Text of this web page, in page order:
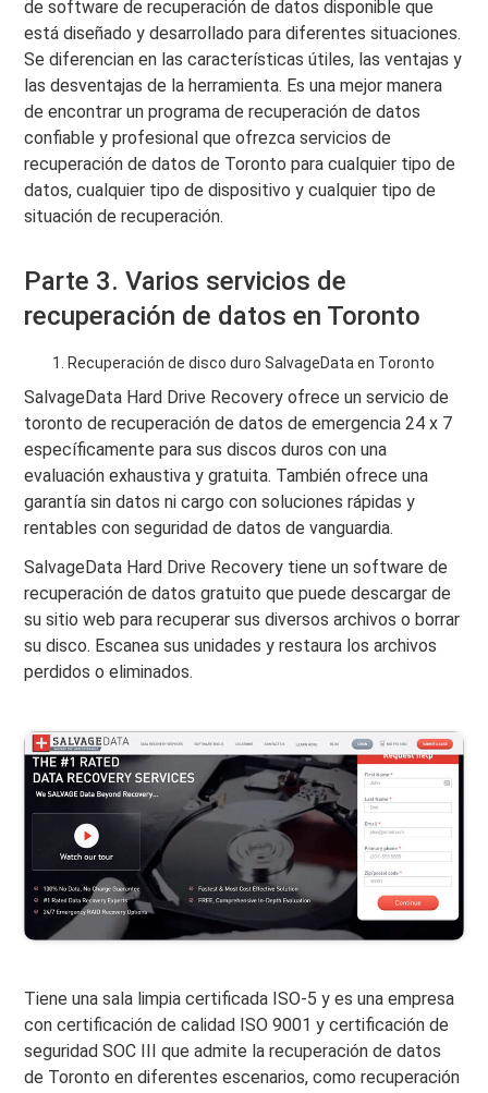
de software de recuperación de datos disponible que
está diseñado y desarrollado para diferentes situaciones.
Se diferencian en las características útiles, las ventajas y
las desventajas de la herramienta. Es una mejor manera
de encontrar un programa de recuperación de datos
confiable y profesional que ofrezca servicios de
recuperación de datos de Toronto para cualquier tipo de
datos, cualquier tipo de dispositivo y cualquier tipo de
situación de recuperación.
Parte 3. Varios servicios de
recuperación de datos en Toronto
Recuperación de disco duro SalvageData en Toronto
SalvageData Hard Drive Recovery ofrece un servicio de
toronto de recuperación de datos de emergencia 24 x 7
específicamente para sus discos duros con una
evaluación exhaustiva y gratuita. También ofrece una
garantía sin datos ni cargo con soluciones rápidas y
rentables con seguridad de datos de vanguardia.
SalvageData Hard Drive Recovery tiene un software de
recuperación de datos gratuito que puede descargar de
su sitio web para recuperar sus diversos archivos o borrar
su disco. Escanea sus unidades y restaura los archivos
perdidos o eliminados.
Tiene una sala limpia certificada ISO-5 y es una empresa
con certificación de calidad ISO 9001 y certificación de
seguridad SOC III que admite la recuperación de datos
de Toronto en diferentes escenarios, como recuperación